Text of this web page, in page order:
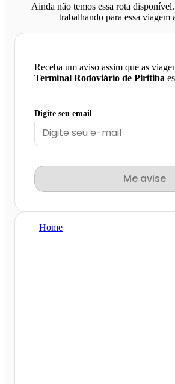
Ainda não temos essa rota
trabalhando para essa viagem
Receba um aviso assim que as
Terminal Rodoviário de Piritiba
Digite seu email
Me avise
Home